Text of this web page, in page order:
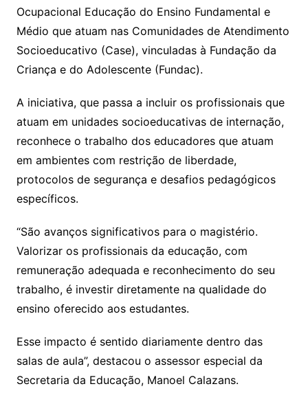
Ocupacional Educação do Ensino Fundamental e
Médio que atuam nas Comunidades de Atendimento
Socioeducativo (Case), vinculadas à Fundação da
Criança e do Adolescente (Fundac).
A iniciativa, que passa a incluir os profissionais que
atuam em unidades socioeducativas de internação,
reconhece o trabalho dos educadores que atuam
em ambientes com restrição de liberdade,
protocolos de segurança e desafios pedagógicos
específicos.
“São avanços significativos para o magistério.
Valorizar os profissionais da educação, com
remuneração adequada e reconhecimento do seu
trabalho, é investir diretamente na qualidade do
ensino oferecido aos estudantes.
Esse impacto é sentido diariamente dentro das
salas de aula”, destacou o assessor especial da
Secretaria da Educação, Manoel Calazans.